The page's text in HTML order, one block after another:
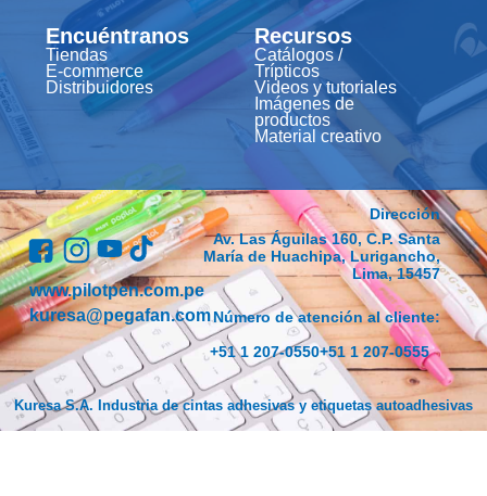
Encuéntranos
Tiendas
E-commerce
Distribuidores
Recursos
Catálogos /
Trípticos
Videos y tutoriales
Imágenes de
productos
Material creativo
www.pilotpen.com.pe
kuresa@pegafan.com
Dirección
Av. Las Águilas 160, C.P. Santa
María de Huachipa, Lurigancho,
Lima, 15457
Número de atención al cliente:
+51 1 207-0550+51 1 207-0555
Kuresa S.A. Industria de cintas adhesivas y etiquetas autoadhesivas